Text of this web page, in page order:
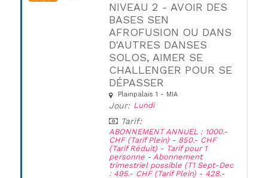
UNE QUESTION ?
NIVEAU 2 - AVOIR DES
BASES SEN
AFROFUSION OU DANS
D'AUTRES DANSES
SOLOS, AIMER SE
CHALLENGER POUR SE
DÉPASSER
Plainpalais 1 - MIA
Jour: Lundi
Tarif:
ABONNEMENT ANNUEL : 1000.-
CHF (Tarif Plein) - 850.- CHF
(Tarif Réduit) - Tarif pour 1
personne - Abonnement
trimestriel possible (T1 Sept-Dec
: 495.- CHF (Tarif Plein) - 428.-